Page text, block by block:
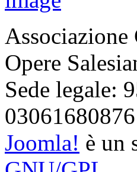
Opere
Sede legale:
Joomla! è un